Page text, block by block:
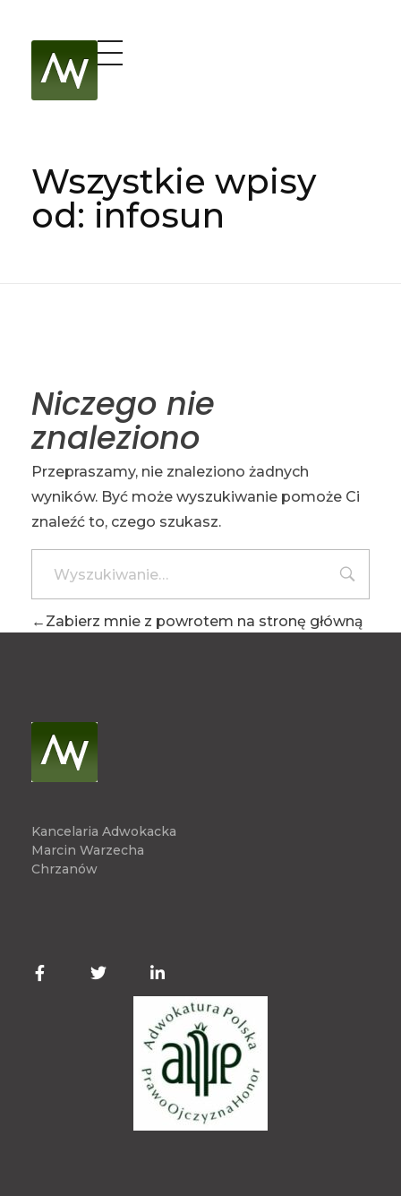
Wszystkie wpisy
od: infosun
Niczego nie
znaleziono
Przepraszamy, nie znaleziono żadnych
wyników. Być może wyszukiwanie pomoże Ci
znaleźć to, czego szukasz.
Zabierz mnie z powrotem na stronę główną
Kancelaria Adwokacka
Marcin Warzecha
Chrzanów